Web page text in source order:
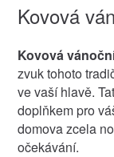
Kovová
Kovová
zvuk tohoto
ve vaší hlavě.
doplňkem pro
domova zcela
očekávání.